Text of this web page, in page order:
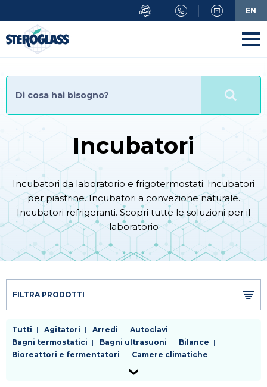
al
contenuto
principale
Incubatori
Incubatori da laboratorio e frigotermostati. Incubatori
per piastrine. Incubatori a convezione naturale.
Incubatori refrigeranti. Scopri tutte le soluzioni per il
laboratorio
FILTRA PRODOTTI
Tutti Agitatori Arredi
Autoclavi
Bagni termostatici
Bagni ultrasuoni
Bilance
Bioreattori e fermentatori
Camere climatiche
Centrifughe
EN